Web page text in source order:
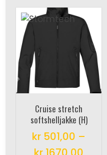
be
Cruise stretch
softshelljakke (H)
kr 501,00 –